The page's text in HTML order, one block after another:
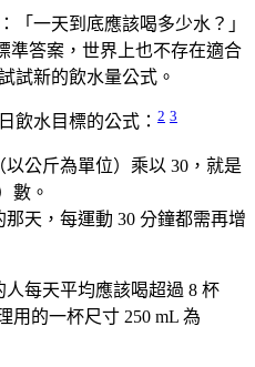
「一天到底應該喝多少水？」
準答案，世界上也不存在適合
試新的飲水量公式。
飲水目標的公式： 2 3
公斤為單位）乘以 30，就是
數。
天，每運動 30 分鐘都需再增
每天平均應該喝超過 8 杯
用的一杯尺寸 250 mL 為